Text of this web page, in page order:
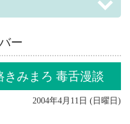
ー
みまろ 毒舌漫談
2004年4月11日 (日曜日)